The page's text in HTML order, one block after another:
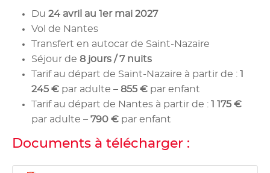
Du 24 avril au 1er mai 2027
Vol de Nantes
Transfert en autocar de Saint-Nazaire
Séjour de 8 jours / 7 nuits
Tarif au départ de Saint-Nazaire à partir de : 1
245 € par adulte – 855 € par enfant
Tarif au départ de Nantes à partir de : 1 175 €
par adulte – 790 € par enfant
Documents à télécharger :